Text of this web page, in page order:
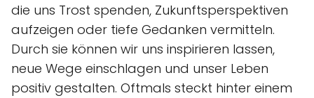
die uns Trost spenden, Zukunftsperspektiven
aufzeigen oder tiefe Gedanken vermitteln.
Durch sie können wir uns inspirieren lassen,
neue Wege einschlagen und unser Leben
positiv gestalten. Oftmals steckt hinter einem